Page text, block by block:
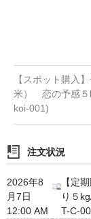
【スポット購入
米） 恋の予感
koi-001)
注文状況
2026年8
月7日
12:00 AM
【定
り５
T-C-